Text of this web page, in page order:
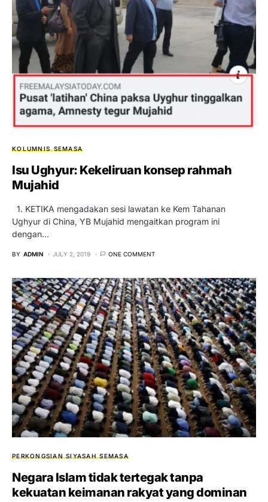
KOLUMNIS SEMASA
Isu Ughyur: Kekeliruan konsep rahmah
Mujahid
1. KETIKA mengadakan sesi lawatan ke Kem Tahanan
Ughyur di China, YB Mujahid mengaitkan program ini
dengan…
BY ADMIN JULY 2, 2019 ONE COMMENT
PERKONGSIAN SIYASAH SEMASA
Negara Islam tidak tertegak tanpa
kekuatan keimanan rakyat yang dominan